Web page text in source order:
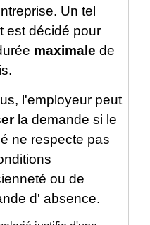
Un tel
est décidé pour
maximale de
l'employeur peut
la demande si le
ne respecte pas
ou de
d' absence.